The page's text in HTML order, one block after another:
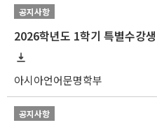
공지사항
2026학년도 1학기 특별수강
아시아언어문명학부
공지사항